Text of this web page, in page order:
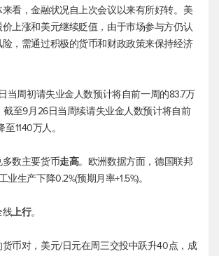
看，金融状况自上次会议以来有所好转。美
上涨和美元继续贬值，由于市场参与方仍认
，需通过积极的货币和财政政策来保持经济
当周初请失业金人数预计将自前一周的83.7万
截至9月26日当周续请失业金人数预计将自前
1140万人。
多数主要货币走高。欧洲数据方面，德国联邦
生产下降0.2%(预期月率+1.5%)。
线上行。
币对，美元/日元在周三交投中跃升40点，成